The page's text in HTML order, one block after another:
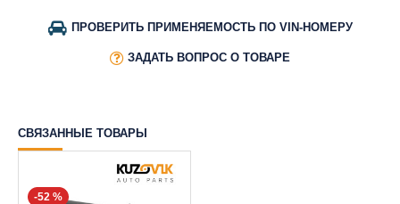
ПРОВЕРИТЬ ПРИМЕНЯЕМОСТЬ ПО VIN-НОМЕРУ
ЗАДАТЬ ВОПРОС О ТОВАРЕ
СВЯЗАННЫЕ ТОВАРЫ
-52 %